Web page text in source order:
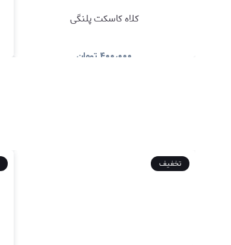
کلاه کاسکت پلنگی
۴۰۰٫۰۰۰ تومان
تخفیف